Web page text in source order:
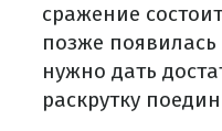
сражение
позже
нужно дать
раскрутку